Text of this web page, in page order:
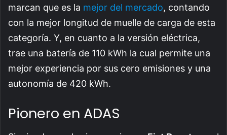
marcan que es la mejor del mercado, contando
con la mejor longitud de muelle de carga de esta
categoría. Y, en cuanto a la versión eléctrica,
trae una batería de 110 kWh la cual permite una
mejor experiencia por sus cero emisiones y una
autonomía de 420 kWh.
Pionero en ADAS